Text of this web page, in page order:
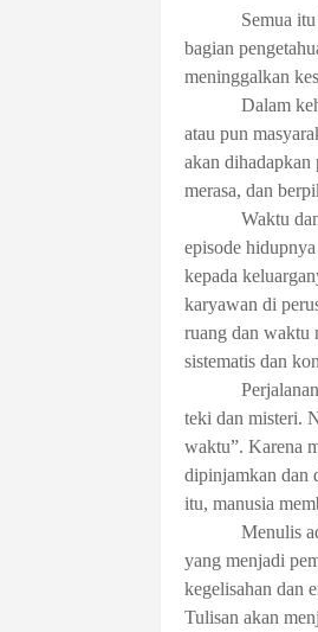
Semua
bagian
meninggalkan
Dalam
atau pun
akan dihadapkan
merasa, dan
Waktu
episode
kepada
karyawan di
ruang dan waktu
sistematis dan
teki dan misteri.
waktu”. Karena
dipinjamkan dan
itu, manusia
Menulis
yang menjadi
kegelisahan dan
Tulisan akan